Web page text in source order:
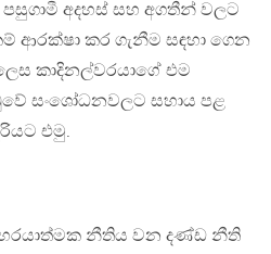
අදහස් සහ අගතීන් වලට
ආරක්ෂා කර ගැනීම සඳහා ගෙන
කාදිනල්වරයාගේ එම
සංශෝධනවලට සහාය පළ
එමු.
හරයාත්මක නීතිය වන දණ්ඩ නීති